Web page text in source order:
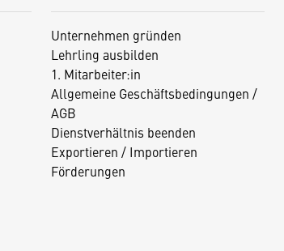
Unternehmen gründen
Lehrling ausbilden
1. Mitarbeiter:in
Allgemeine Geschäftsbedingungen /
AGB
Dienstverhältnis beenden
Exportieren / Importieren
Förderungen